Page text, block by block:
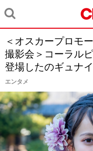
＜オスカープロモ
撮影会＞コーラル
登場したのギュナ
エンタメ